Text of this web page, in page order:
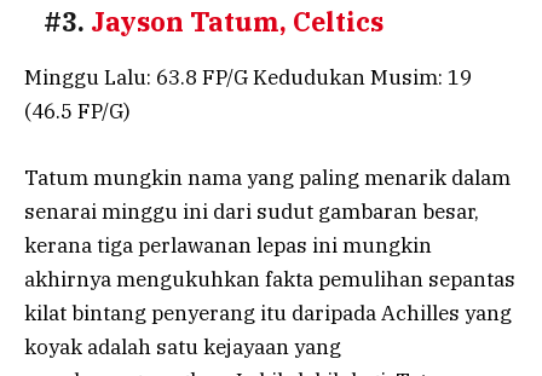
#3. Jayson Tatum, Celtics
Minggu Lalu: 63.8 FP/G Kedudukan Musim: 19
(46.5 FP/G)
Tatum mungkin nama yang paling menarik dalam
senarai minggu ini dari sudut gambaran besar,
kerana tiga perlawanan lepas ini mungkin
akhirnya mengukuhkan fakta pemulihan sepantas
kilat bintang penyerang itu daripada Achilles yang
koyak adalah satu kejayaan yang